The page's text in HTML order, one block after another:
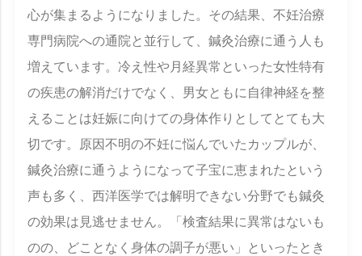
心が集まるようになりました。その結果、不妊治療
専門病院への通院と並行して、鍼灸治療に通う人も
増えています。冷え性や月経異常といった女性特有
の疾患の解消だけでなく、男女ともに自律神経を整
えることは妊娠に向けての身体作りとしてとても大
切です。原因不明の不妊に悩んでいたカップルが、
鍼灸治療に通うようになって子宝に恵まれたという
声も多く、西洋医学では解明できない分野でも鍼灸
の効果は見逃せません。「検査結果に異常はないも
のの、どことなく身体の調子が悪い」といったとき